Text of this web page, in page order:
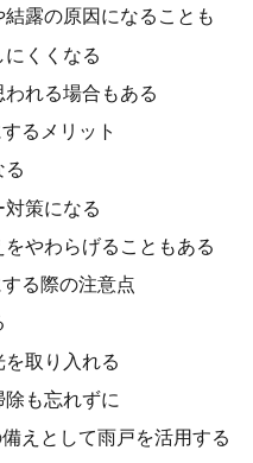
露の原因になることも
くくなる
れる場合もある
るメリット
る
策になる
やわらげることもある
る際の注意点
取り入れる
も忘れずに
えとして雨戸を活用する